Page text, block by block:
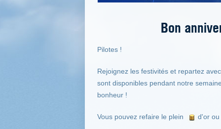
Bon
Pilotes !
Rejoignez les festivités et repartez
sont disponibles pendant notre
bonheur !
Vous pouvez refaire le plein d'or ou